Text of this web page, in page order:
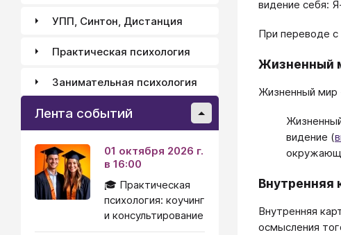
видение себя:
При переводе
Жизненный
Жизненный мир
видение (
Внутренняя
Внутренняя
осмысления
УПП, Синтон, Дистанция
Практическая психология
Занимательная психология
Лента событий
01 октября 2026 г.
в 16:00
🎓 Практическая
психология: коучинг
и консультирование